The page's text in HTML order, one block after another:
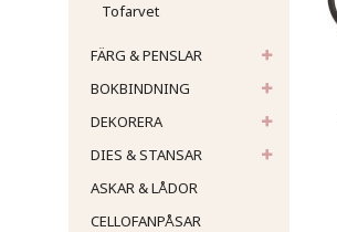
Tofarvet
FÄRG & PENSLAR
BOKBINDNING
DEKORERA
DIES & STANSAR
ASKAR & LÅDOR
CELLOFANPÅSAR